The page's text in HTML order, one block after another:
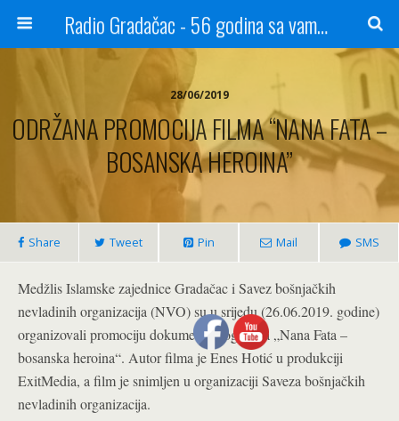
Radio Gradačac - 56 godina sa vama...
28/06/2019
ODRŽANA PROMOCIJA FILMA “NANA FATA –
BOSANSKA HEROINA”
Share Tweet Pin Mail SMS
Medžlis Islamske zajednice Gradačac i Savez bošnjačkih
nevladinih organizacija (NVO) su u srijedu (26.06.2019. godine)
organizovali promociju dokumentarnog filma „Nana Fata –
bosanska heroina“. Autor filma je Enes Hotić u produkciji
ExitMedia, a film je snimljen u organizaciji Saveza bošnjačkih
nevladinih organizacija.